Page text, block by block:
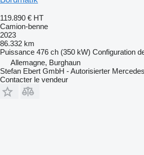
119.890 € HT
Camion-benne
2023
86.332 km
Puissance 476 ch (350 kW) Configuration
Allemagne, Burghaun
Stefan Ebert GmbH - Autorisierter
Contacter le vendeur